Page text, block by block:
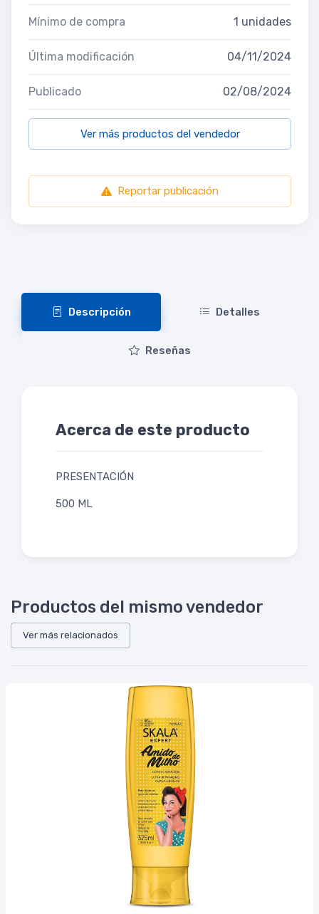
Mínimo de compra 1 unidades
Última modificación 04/11/2024
Publicado 02/08/2024
Ver más productos del vendedor
Reportar publicación
Descripción Detalles
Reseñas
Acerca de este producto
PRESENTACIÓN
500 ML
Productos del mismo vendedor
Ver más relacionados